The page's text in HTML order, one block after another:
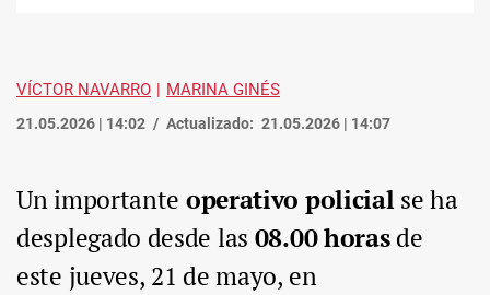
VÍCTOR NAVARRO MARINA GINÉS
21.05.2026 | 14:02 Actualizado: 21.05.2026 | 14:07
Un importante operativo policial se ha
desplegado desde las 08.00 horasde
este jueves, 21 de mayo, en